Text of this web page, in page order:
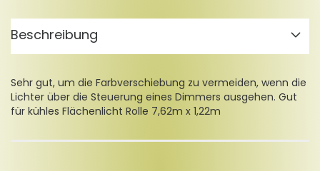
Beschreibung
Sehr gut, um die Farbverschiebung zu vermeiden, wenn die
Lichter über die Steuerung eines Dimmers ausgehen. Gut
für kühles Flächenlicht Rolle 7,62m x 1,22m